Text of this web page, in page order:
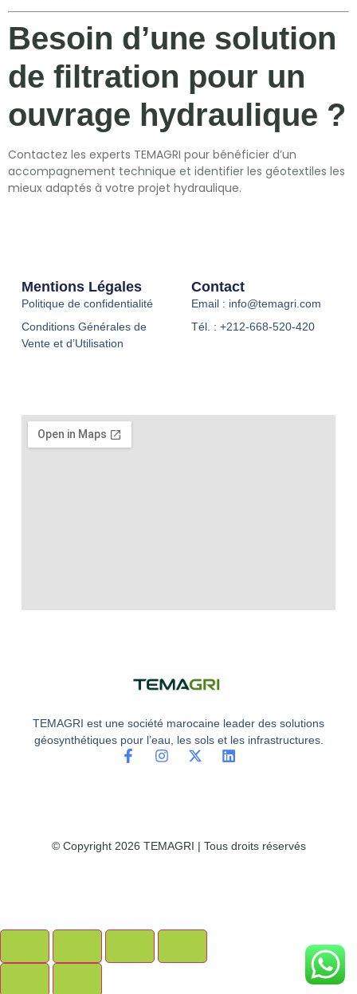
Besoin d’une solution
de filtration pour un
ouvrage hydraulique ?
Contactez les experts TEMAGRI pour bénéficier d’un
accompagnement technique et identifier les géotextiles les
mieux adaptés à votre projet hydraulique.
TEMAGRI est une société marocaine leader des solutions
géosynthétiques pour l’eau, les sols et les infrastructures.
Mentions Légales
Politique de confidentialité
Conditions Générales de
Vente et d’Utilisation
Contact
Email : info@temagri.com
Tél. : +212-668-520-420
© Copyright 2026 TEMAGRI | Tous droits réservés